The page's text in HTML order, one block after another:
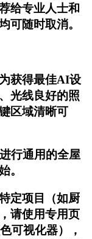
给专业人士和
可随时取消。
获得最佳AI设
光线良好的照
区域清晰可
行通用的全屋
。
定项目（如厨
请使用专用页
可视化器），